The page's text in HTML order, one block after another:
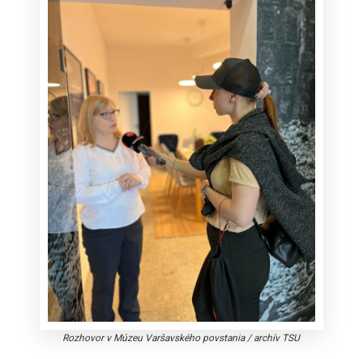
Rozhovor v Múzeu Varšavského povstania/archív TSU